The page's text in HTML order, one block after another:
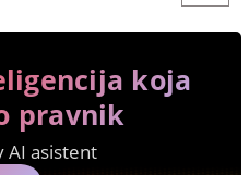
koja
pravnik
AI asistent